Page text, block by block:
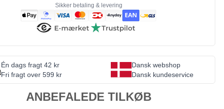
Sikker betaling & levering
Én dags fragt 42 kr
Fri fragt over 599 kr
Dansk webshop
Dansk kundeservice
ANBEFALEDE TILKØB